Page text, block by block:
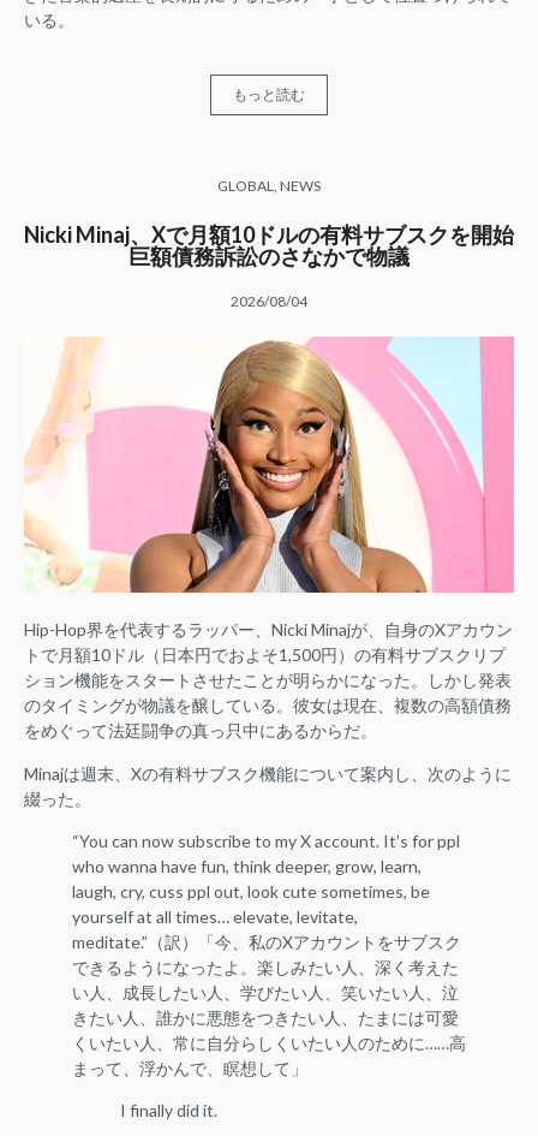
いる。
もっと読む
GLOBAL NEWS
Nicki Minaj、Xで月額10ドルの有料サブスクを開始
巨額債務訴訟のさなかで物議
2026/08/04
Hip-Hop界を代表するラッパー、Nicki Minajが、自身のXアカウン
トで月額10ドル（日本円でおよそ1,500円）の有料サブスクリプ
ション機能をスタートさせたことが明らかになった。しかし発表
のタイミングが物議を醸している。彼女は現在、複数の高額債務
をめぐって法廷闘争の真っ只中にあるからだ。
Minajは週末、Xの有料サブスク機能について案内し、次のように
綴った。
“You can now subscribe to my X account. It’s for ppl
who wanna have fun, think deeper, grow, learn,
laugh, cry, cuss ppl out, look cute sometimes, be
yourself at all times… elevate, levitate,
meditate.”（訳）「今、私のXアカウントをサブスク
できるようになったよ。楽しみたい人、深く考えた
い人、成長したい人、学びたい人、笑いたい人、泣
きたい人、誰かに悪態をつきたい人、たまには可愛
くいたい人、常に自分らしくいたい人のために……高
まって、浮かんで、瞑想して」
I finally did it.